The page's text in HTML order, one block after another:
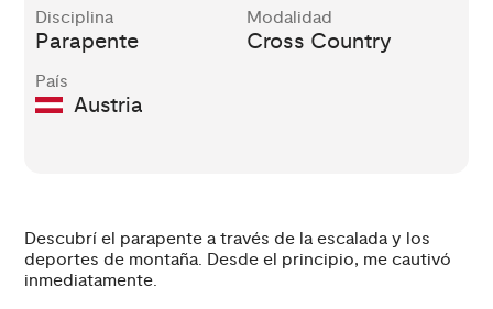
Disciplina
Parapente
Modalidad
Cross Country
País
Austria
Descubrí el parapente a través de la escalada y los
deportes de montaña. Desde el principio, me cautivó
inmediatamente.